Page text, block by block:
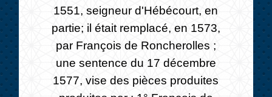
1551, seigneur d'Hébécourt, en
partie; il était remplacé, en 1573,
par François de Roncherolles ;
une sentence du 17 décembre
1577, vise des pièces produites